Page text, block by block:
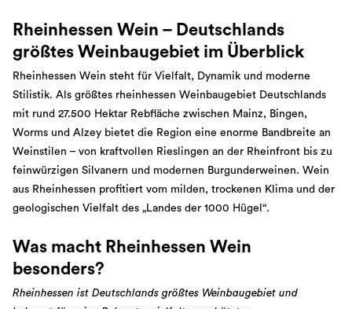
Rheinhessen Wein – Deutschlands
größtes Weinbaugebiet im Überblick
Rheinhessen Wein steht für Vielfalt, Dynamik und moderne
Stilistik. Als größtes rheinhessen Weinbaugebiet Deutschlands
mit rund 27.500 Hektar Rebfläche zwischen Mainz, Bingen,
Worms und Alzey bietet die Region eine enorme Bandbreite an
Weinstilen – von kraftvollen Rieslingen an der Rheinfront bis zu
feinwürzigen Silvanern und modernen Burgunderweinen. Wein
aus Rheinhessen profitiert vom milden, trockenen Klima und der
geologischen Vielfalt des „Landes der 1000 Hügel“.
Was macht Rheinhessen Wein
besonders?
Rheinhessen ist Deutschlands größtes Weinbaugebiet und